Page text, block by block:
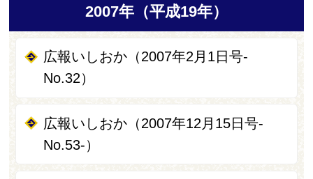
2007年（平成19年）
広報いしおか（2007年2月1日号-
No.32）
広報いしおか（2007年12月15日号-
No.53-）